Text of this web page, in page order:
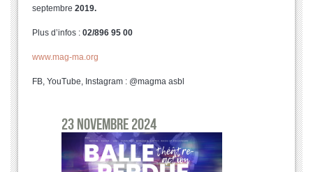
septembre 2019.
Plus d’infos : 02/896 95 00
www.mag-ma.org
FB, YouTube, Instagram : @magma asbl
23 novembre 2024